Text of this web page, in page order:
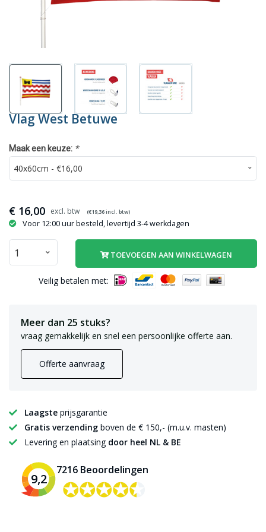
Vlag West Betuwe
Maak een keuze: *
€ 16,00 (€19,36incl. btw)
Voor 12:00 uur besteld, levertijd 3-4 werkdagen
TOEVOEGEN AAN WINKELWAGEN
Veilig betalen met:
Meer dan 25 stuks?
vraag gemakkelijk en snel een persoonlijke offerte aan.
Offerte aanvraag
Laagste prijsgarantie
Gratis verzending boven de € 150,- (m.u.v. masten)
Levering en plaatsing door heel NL & BE
9,2
7216 Beoordelingen
✪✪✪✪✪
✪✪✪✪✪